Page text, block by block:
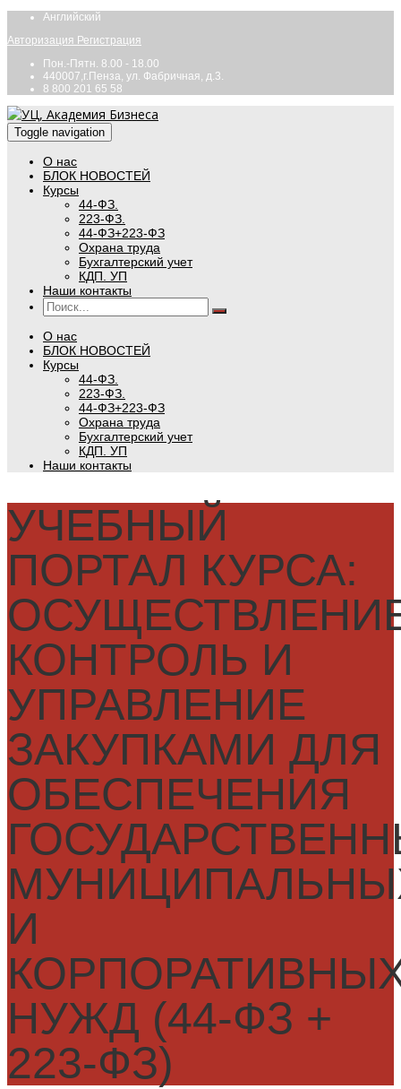
Английский
Авторизация Регистрация
Пон.-Пятн. 8.00 - 18.00
440007,г.Пенза, ул. Фабричная, д.3.
8 800 201 65 58
Toggle navigation
О нас
БЛОК НОВОСТЕЙ
Курсы
44-ФЗ.
223-ФЗ.
44-ФЗ+223-ФЗ
Охрана труда
Бухгалтерский учет
КДП. УП
Наши контакты
О нас
БЛОК НОВОСТЕЙ
Курсы
44-ФЗ.
223-ФЗ.
44-ФЗ+223-ФЗ
Охрана труда
Бухгалтерский учет
КДП. УП
Наши контакты
УЧЕБНЫЙ
ПОРТАЛ КУРСА:
КОНТРОЛЬ И
УПРАВЛЕНИЕ
ЗАКУПКАМИ ДЛЯ
ОБЕСПЕЧЕНИЯ
И
НУЖД (44-ФЗ +
223-ФЗ)